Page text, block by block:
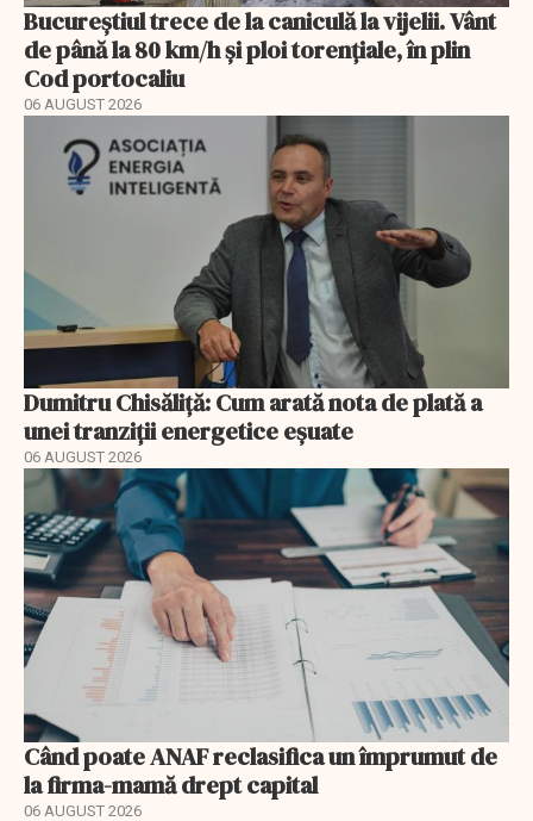
Bucureștiul trece de la caniculă la vijelii. Vânt
de până la 80 km/h și ploi torențiale, în plin
Cod portocaliu
06 AUGUST 2026
Dumitru Chisăliță: Cum arată nota de plată a
unei tranziții energetice eșuate
06 AUGUST 2026
Când poate ANAF reclasifica un împrumut de
la firma-mamă drept capital
06 AUGUST 2026